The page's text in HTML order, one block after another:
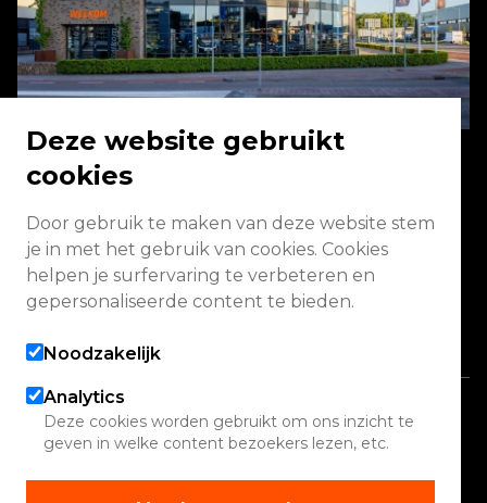
Energieweg 2 3771 NA Barneveld
Vandaag geopend van 09:00 - 13:00
(werkplaats gesloten)
Copyright 2026 Quadwinkel
Cookie instellingen
Contact
Deze website gebruikt
cookies
Door gebruik te maken van deze website stem
je in met het gebruik van cookies. Cookies
helpen je surfervaring te verbeteren en
gepersonaliseerde content te bieden.
Noodzakelijk
Analytics
Deze cookies worden gebruikt om ons inzicht te
geven in welke content bezoekers lezen, etc.